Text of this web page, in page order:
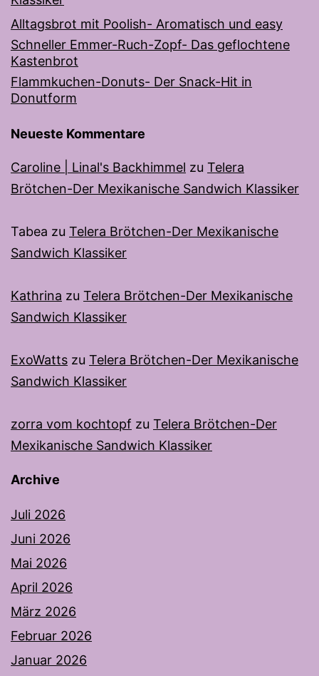
Alltagsbrot mit Poolish- Aromatisch und easy
Schneller Emmer-Ruch-Zopf- Das geflochtene
Kastenbrot
Flammkuchen-Donuts- Der Snack-Hit in
Donutform
Neueste Kommentare
Caroline | Linal's Backhimmel zu Telera
Brötchen-Der Mexikanische Sandwich Klassiker
Tabea zu Telera Brötchen-Der Mexikanische
Sandwich Klassiker
Kathrina zu Telera Brötchen-Der Mexikanische
Sandwich Klassiker
ExoWatts zu Telera Brötchen-Der Mexikanische
Sandwich Klassiker
zorra vom kochtopf zu Telera Brötchen-Der
Mexikanische Sandwich Klassiker
Archive
Juli 2026
Juni 2026
Mai 2026
April 2026
März 2026
Februar 2026
Januar 2026